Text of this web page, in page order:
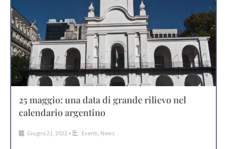
25 maggio: una data di grande rilievo nel
calendario argentino
Giugno 21, 2022 • Eventi, News